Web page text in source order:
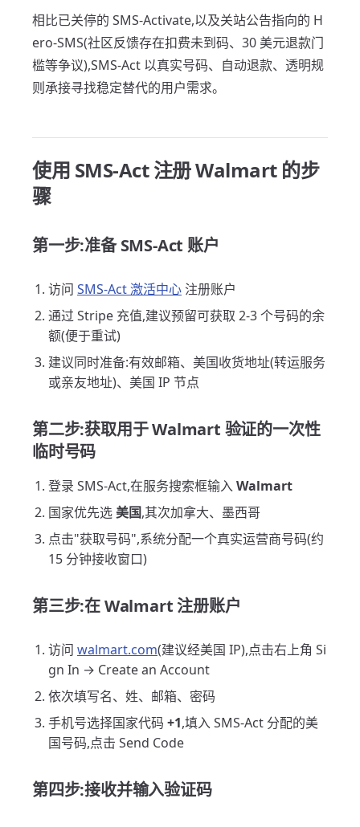
相比已关停的 SMS-Activate,以及关站公告指向的 H
ero-SMS(社区反馈存在扣费未到码、30 美元退款门
槛等争议),SMS-Act 以真实号码、自动退款、透明规
则承接寻找稳定替代的用户需求。
使用 SMS-Act 注册 Walmart 的步
骤
第一步:准备 SMS-Act 账户
访问 SMS-Act 激活中心 注册账户
通过 Stripe 充值,建议预留可获取 2-3 个号码的余
额(便于重试)
建议同时准备:有效邮箱、美国收货地址(转运服务
或亲友地址)、美国 IP 节点
第二步:获取用于 Walmart 验证的一次性
临时号码
登录 SMS-Act,在服务搜索框输入 Walmart
国家优先选 美国,其次加拿大、墨西哥
点击"获取号码",系统分配一个真实运营商号码(约
15 分钟接收窗口)
第三步:在 Walmart 注册账户
访问 walmart.com(建议经美国 IP),点击右上角 Si
gn In → Create an Account
依次填写名、姓、邮箱、密码
手机号选择国家代码 +1,填入 SMS-Act 分配的美
国号码,点击 Send Code
第四步:接收并输入验证码